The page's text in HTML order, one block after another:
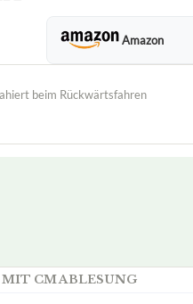
Amazon
beim Rückwärtsfahren
CM ABLESUNG